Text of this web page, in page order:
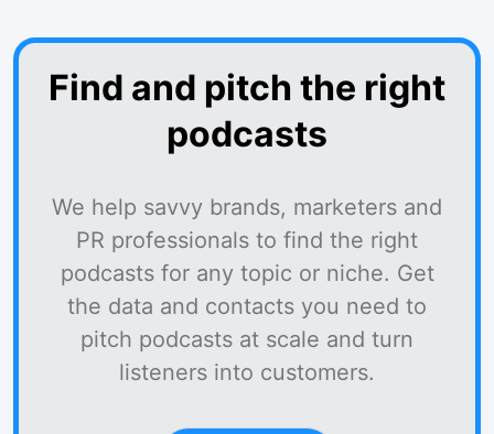
Find and pitch the right
podcasts
We help savvy brands, marketers and
PR professionals to find the right
podcasts for any topic or niche. Get
the data and contacts you need to
pitch podcasts at scale and turn
listeners into customers.